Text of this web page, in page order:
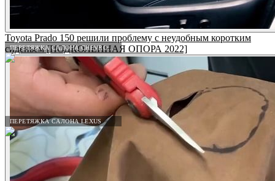
ПЕРЕТЯЖКА САЛОНА CHEVROLET
ПЕРЕТЯЖКА САЛОНА LEXUS
Toyota Prado 150 решили проблему с неудобным коротким
сиденьем [ПОДКОЛЕННАЯ ОПОРА 2022]